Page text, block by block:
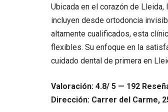
Ubicada en el corazón de
incluyen desde ortodoncia
altamente cualificados, esta
flexibles. Su enfoque en la
cuidado dental de primera en
Valoración: 4.8/ 5 — 192
Dirección: Carrer del Carme,